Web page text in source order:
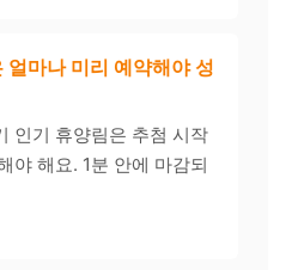
얼마나 미리 예약해야 성
인기 휴양림은 추첨 시작
야 해요. 1분 안에 마감되